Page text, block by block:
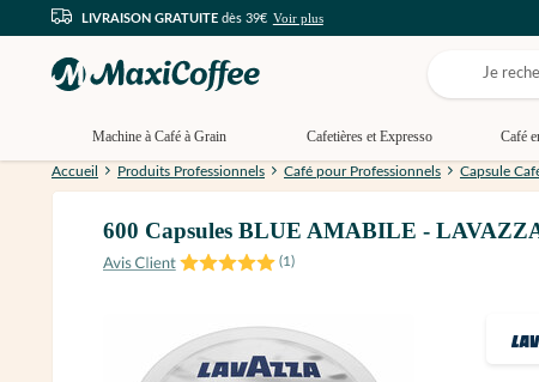
LIVRAISON GRATUITE dès 39€ Voir plus
Machine à Café à Grain Cafetières et Expresso Café
Accueil Produits Professionnels Café pour Professionnels Capsule
600 Capsules BLUE AMABILE -
(1)